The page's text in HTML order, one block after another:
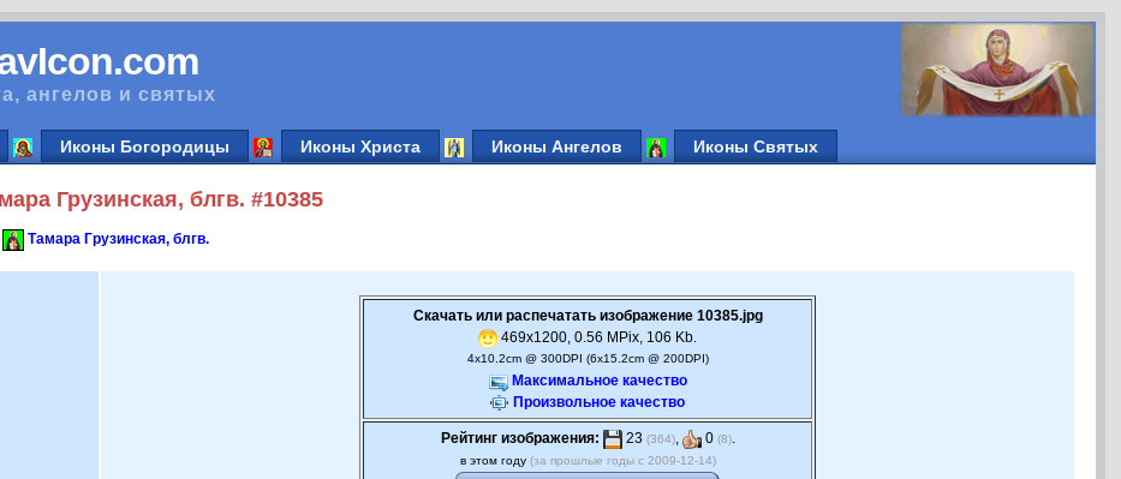
ангелов и святых
Иконы Богородицы Иконы Христа Иконы Ангелов Иконы Святых
Грузинская, блгв. #10385
Тамара Грузинская, блгв.
Скачать или распечатать изображение 10385.jpg
469x1200, 0.56 MPix, 106 Kb.
4x10.2cm @ 300DPI (6x15.2cm @ 200DPI)
Максимальное качество
Произвольное качество
Рейтинг изображения: 23 (364), 0 (8).
в этом году (за прошлые годы с 2009-12-14)